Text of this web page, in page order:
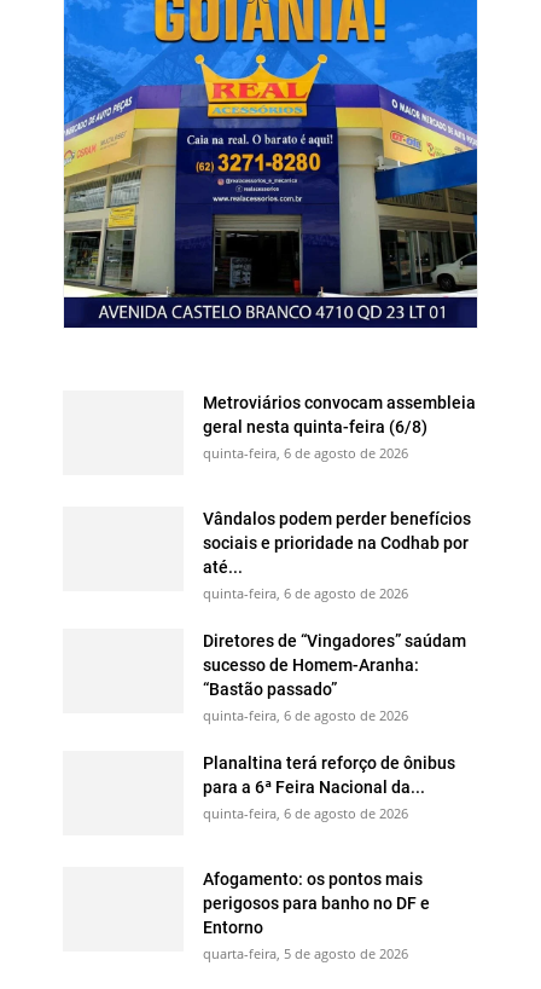
Metroviários convocam assembleia
geral nesta quinta-feira (6/8)
quinta-feira, 6 de agosto de 2026
Vândalos podem perder benefícios
sociais e prioridade na Codhab por
até...
quinta-feira, 6 de agosto de 2026
Diretores de “Vingadores” saúdam
sucesso de Homem-Aranha:
“Bastão passado”
quinta-feira, 6 de agosto de 2026
Planaltina terá reforço de ônibus
para a 6ª Feira Nacional da...
quinta-feira, 6 de agosto de 2026
Afogamento: os pontos mais
perigosos para banho no DF e
Entorno
quarta-feira, 5 de agosto de 2026